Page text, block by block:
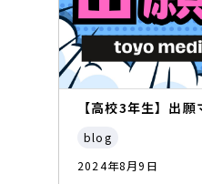
【高校3年生】出
blog
2024年8月9日